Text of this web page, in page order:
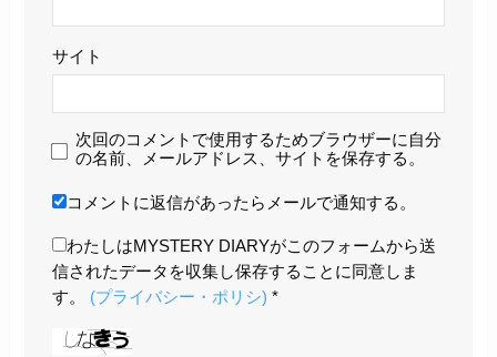
サイト
次回のコメントで使用するためブラウザーに自分
の名前、メールアドレス、サイトを保存する。
コメントに返信があったらメールで通知する。
わたしはMYSTERY DIARYがこのフォームから送
信されたデータを収集し保存することに同意しま
す。 (プライバシー・ポリシ) *